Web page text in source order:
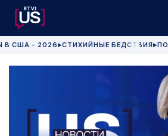
В США - 2026 ▶СТИХИЙНЫЕ БЕДСТВИЯ▶